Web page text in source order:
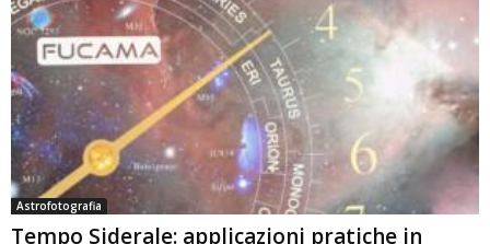
Astrofotografia
Tempo Siderale: applicazioni pratiche in